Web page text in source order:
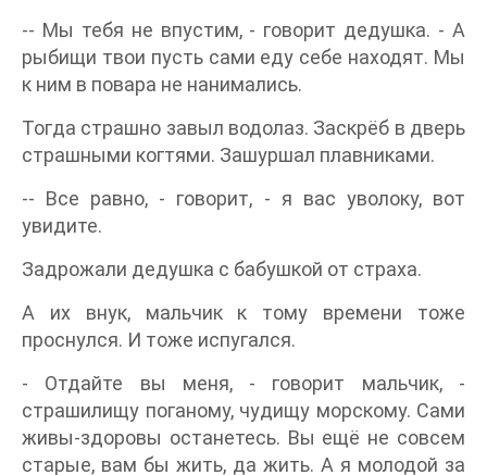
-- Мы тебя не впустим, - говорит дедушка. - А
рыбищи твои пусть сами еду себе находят. Мы
к ним в повара не нанимались.
Тогда страшно завыл водолаз. Заскрёб в дверь
страшными когтями. Зашуршал плавниками.
-- Все равно, - говорит, - я вас уволоку, вот
увидите.
Задрожали дедушка с бабушкой от страха.
А их внук, мальчик к тому времени тоже
проснулся. И тоже испугался.
- Отдайте вы меня, - говорит мальчик, -
страшилищу поганому, чудищу морскому. Сами
живы-здоровы останетесь. Вы ещё не совсем
старые, вам бы жить, да жить. А я молодой за